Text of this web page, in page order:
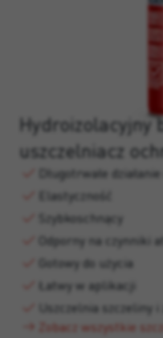
Hydroizolacyjny
uszczelniacz
Długotrwałe
Elastyczność
Szybkoschnący
Odporny na czynniki
Gotowy do użycia
Łatwy w aplikacji
Uszczelnia szczeliny
Zobacz wszystkie